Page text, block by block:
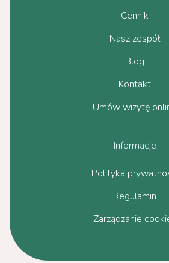
Cennik
Nasz zespół
Blog
Kontakt
Umów wizytę
Informacje
Polityka
Regulamin
Zarządzanie